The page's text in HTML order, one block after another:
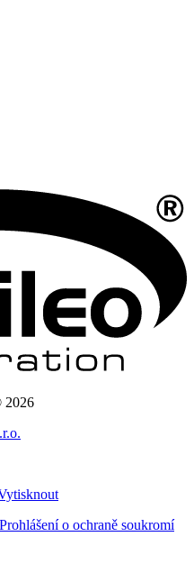
2026
Prohlášení o ochraně soukromí